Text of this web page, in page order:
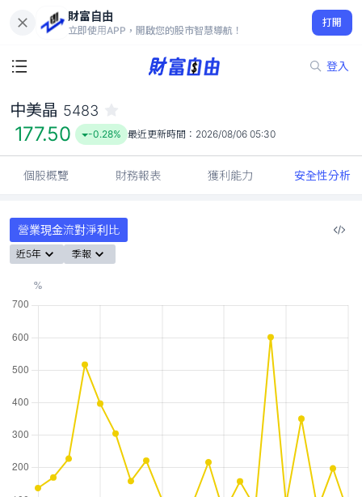
財富自由
立即使用APP，開啟您的股市智慧導航！
打開
登入
177.50
-0.28%
中美晶 5483
177.50 -0.28% 最近更新時間： 2026/08/06 05:30
個股概覽 財務報表 獲利能力 安全性分析
營業現金流對淨利比
近5年 季報